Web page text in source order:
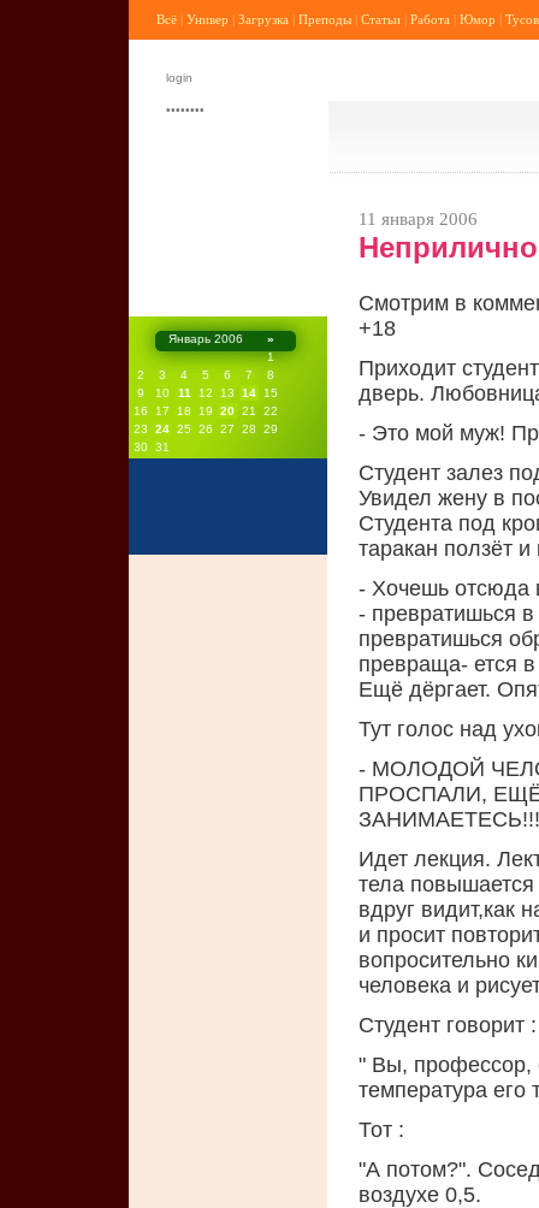
Всё | Универ | Загрузка | Преподы | Статьи | Работа | Юмор |
Январь 2006
»
1
2
3 4 5 6 7
8
9
10 11 12 13 14
15
16
17 18 19 20 21
22
23
24 25 26 27 28
29
30 31
11 января 2006
Смотрим в
+18
Приходит
дверь.
- Это мой муж!
Студент залез
Увидел жену в
Студента под
таракан ползёт и
- Хочешь отсюда
- превратишься
превратишься
превраща- ется
Ещё дёргает.
Тут голос над
- МОЛОДОЙ
ПРОСПАЛИ,
ЗАНИМАЕТЕСЬ!!!
Идет лекция.
тела повышается
вдруг видит,как
и просит
вопросительно
человека и
Студент говорит :
" Вы, профессор,
температура его
Тот :
"А потом?".
воздухе 0,5.